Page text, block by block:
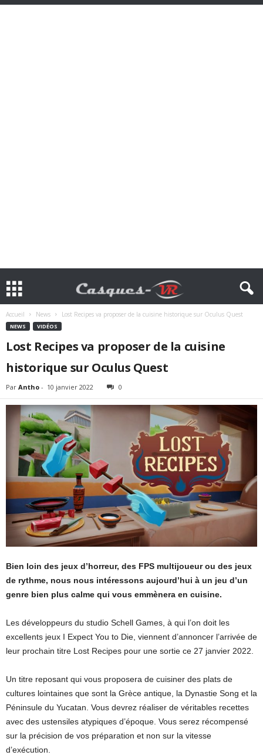
Accueil News Lost Recipes va proposer de la cuisine historique sur Oculus Quest
NEWS VIDÉOS
Lost Recipes va proposer de la cuisine
historique sur Oculus Quest
Par Antho - 10 janvier 2022 0
Bien loin des jeux d’horreur, des FPS multijoueur ou des jeux
de rythme, nous nous intéressons aujourd’hui à un jeu d’un
genre bien plus calme qui vous emmènera en cuisine.
Les développeurs du studio Schell Games, à qui l’on doit les
excellents jeux I Expect You to Die, viennent d’annoncer l’arrivée de
leur prochain titre Lost Recipes pour une sortie ce 27 janvier 2022.
Un titre reposant qui vous proposera de cuisiner des plats de
cultures lointaines que sont la Grèce antique, la Dynastie Song et la
Péninsule du Yucatan. Vous devrez réaliser de véritables recettes
avec des ustensiles atypiques d’époque. Vous serez récompensé
sur la précision de vos préparation et non sur la vitesse
d’exécution.